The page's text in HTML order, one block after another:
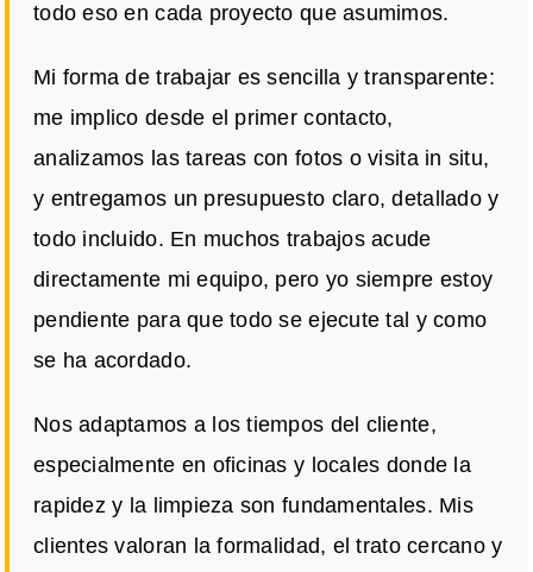
todo eso en cada proyecto que asumimos.
Mi forma de trabajar es sencilla y transparente:
me implico desde el primer contacto,
analizamos las tareas con fotos o visita in situ,
y entregamos un presupuesto claro, detallado y
todo incluido. En muchos trabajos acude
directamente mi equipo, pero yo siempre estoy
pendiente para que todo se ejecute tal y como
se ha acordado.
Nos adaptamos a los tiempos del cliente,
especialmente en oficinas y locales donde la
rapidez y la limpieza son fundamentales. Mis
clientes valoran la formalidad, el trato cercano y